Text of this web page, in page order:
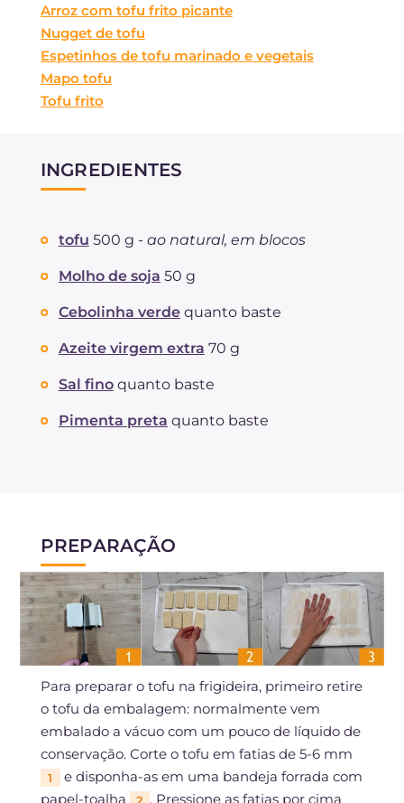
Arroz com tofu frito picante
Nugget de tofu
Espetinhos de tofu marinado e vegetais
Mapo tofu
Tofu frito
INGREDIENTES
tofu 500 g - ao natural, em blocos
Molho de soja 50 g
Cebolinha verde quanto baste
Azeite virgem extra 70 g
Sal fino quanto baste
Pimenta preta quanto baste
PREPARAÇÃO
Para preparar o tofu na frigideira, primeiro retire
o tofu da embalagem: normalmente vem
embalado a vácuo com um pouco de líquido de
conservação. Corte o tofu em fatias de 5-6 mm
1
e disponha-as em uma bandeja forrada com
papel-toalha
2 . Pressione as fatias por cima